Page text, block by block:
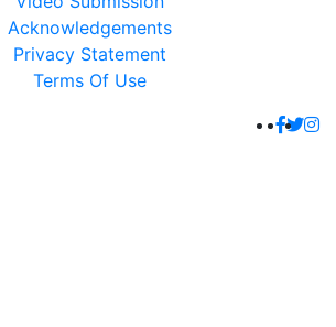
Acknowledgements
Privacy Statement
Terms Of Use